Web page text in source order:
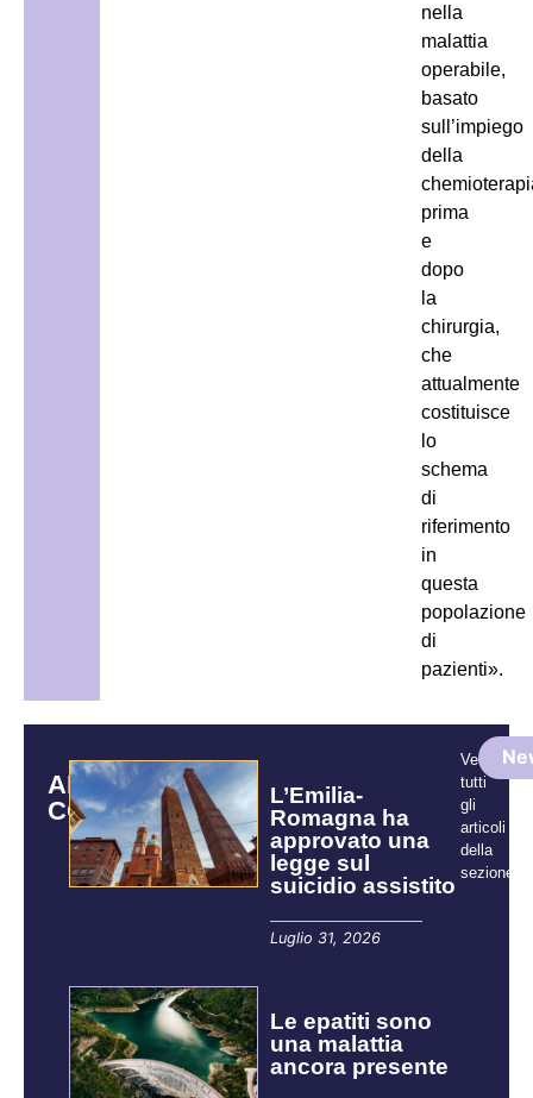
nella
malattia
operabile,
basato
sull’impiego
della
prima
e
dopo
la
chirurgia,
che
attualmente
costituisce
lo
schema
di
riferimento
in
questa
popolazione
di
pazienti».
ARTICOLI
CORRELATI
L’Emilia-
Romagna ha
approvato una
legge sul
suicidio assistito
Luglio 31, 2026
Le epatiti sono
una malattia
ancora presente
Vedi
tutti
gli
articoli
della
sezione: